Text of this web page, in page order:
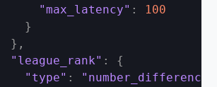
"max_latency" :
100
}
} ,
"league_rank" :
{
"type" : "number_difference"